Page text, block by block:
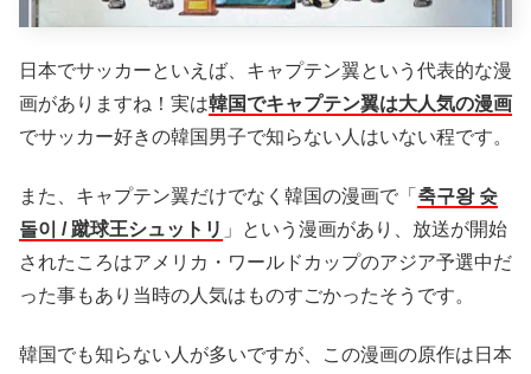
日本でサッカーといえば、キャプテン翼という代表的な漫
画がありますね！実は韓国でキャプテン翼は大人気の漫画
でサッカー好きの韓国男子で知らない人はいない程です。
また、キャプテン翼だけでなく韓国の漫画で「 축구왕 슛
돌이 / 蹴球王シュットリ 」という漫画があり、放送が開始
されたころはアメリカ・ワールドカップのアジア予選中だ
った事もあり当時の人気はものすごかったそうです。
韓国でも知らない人が多いですが、この漫画の原作は日本